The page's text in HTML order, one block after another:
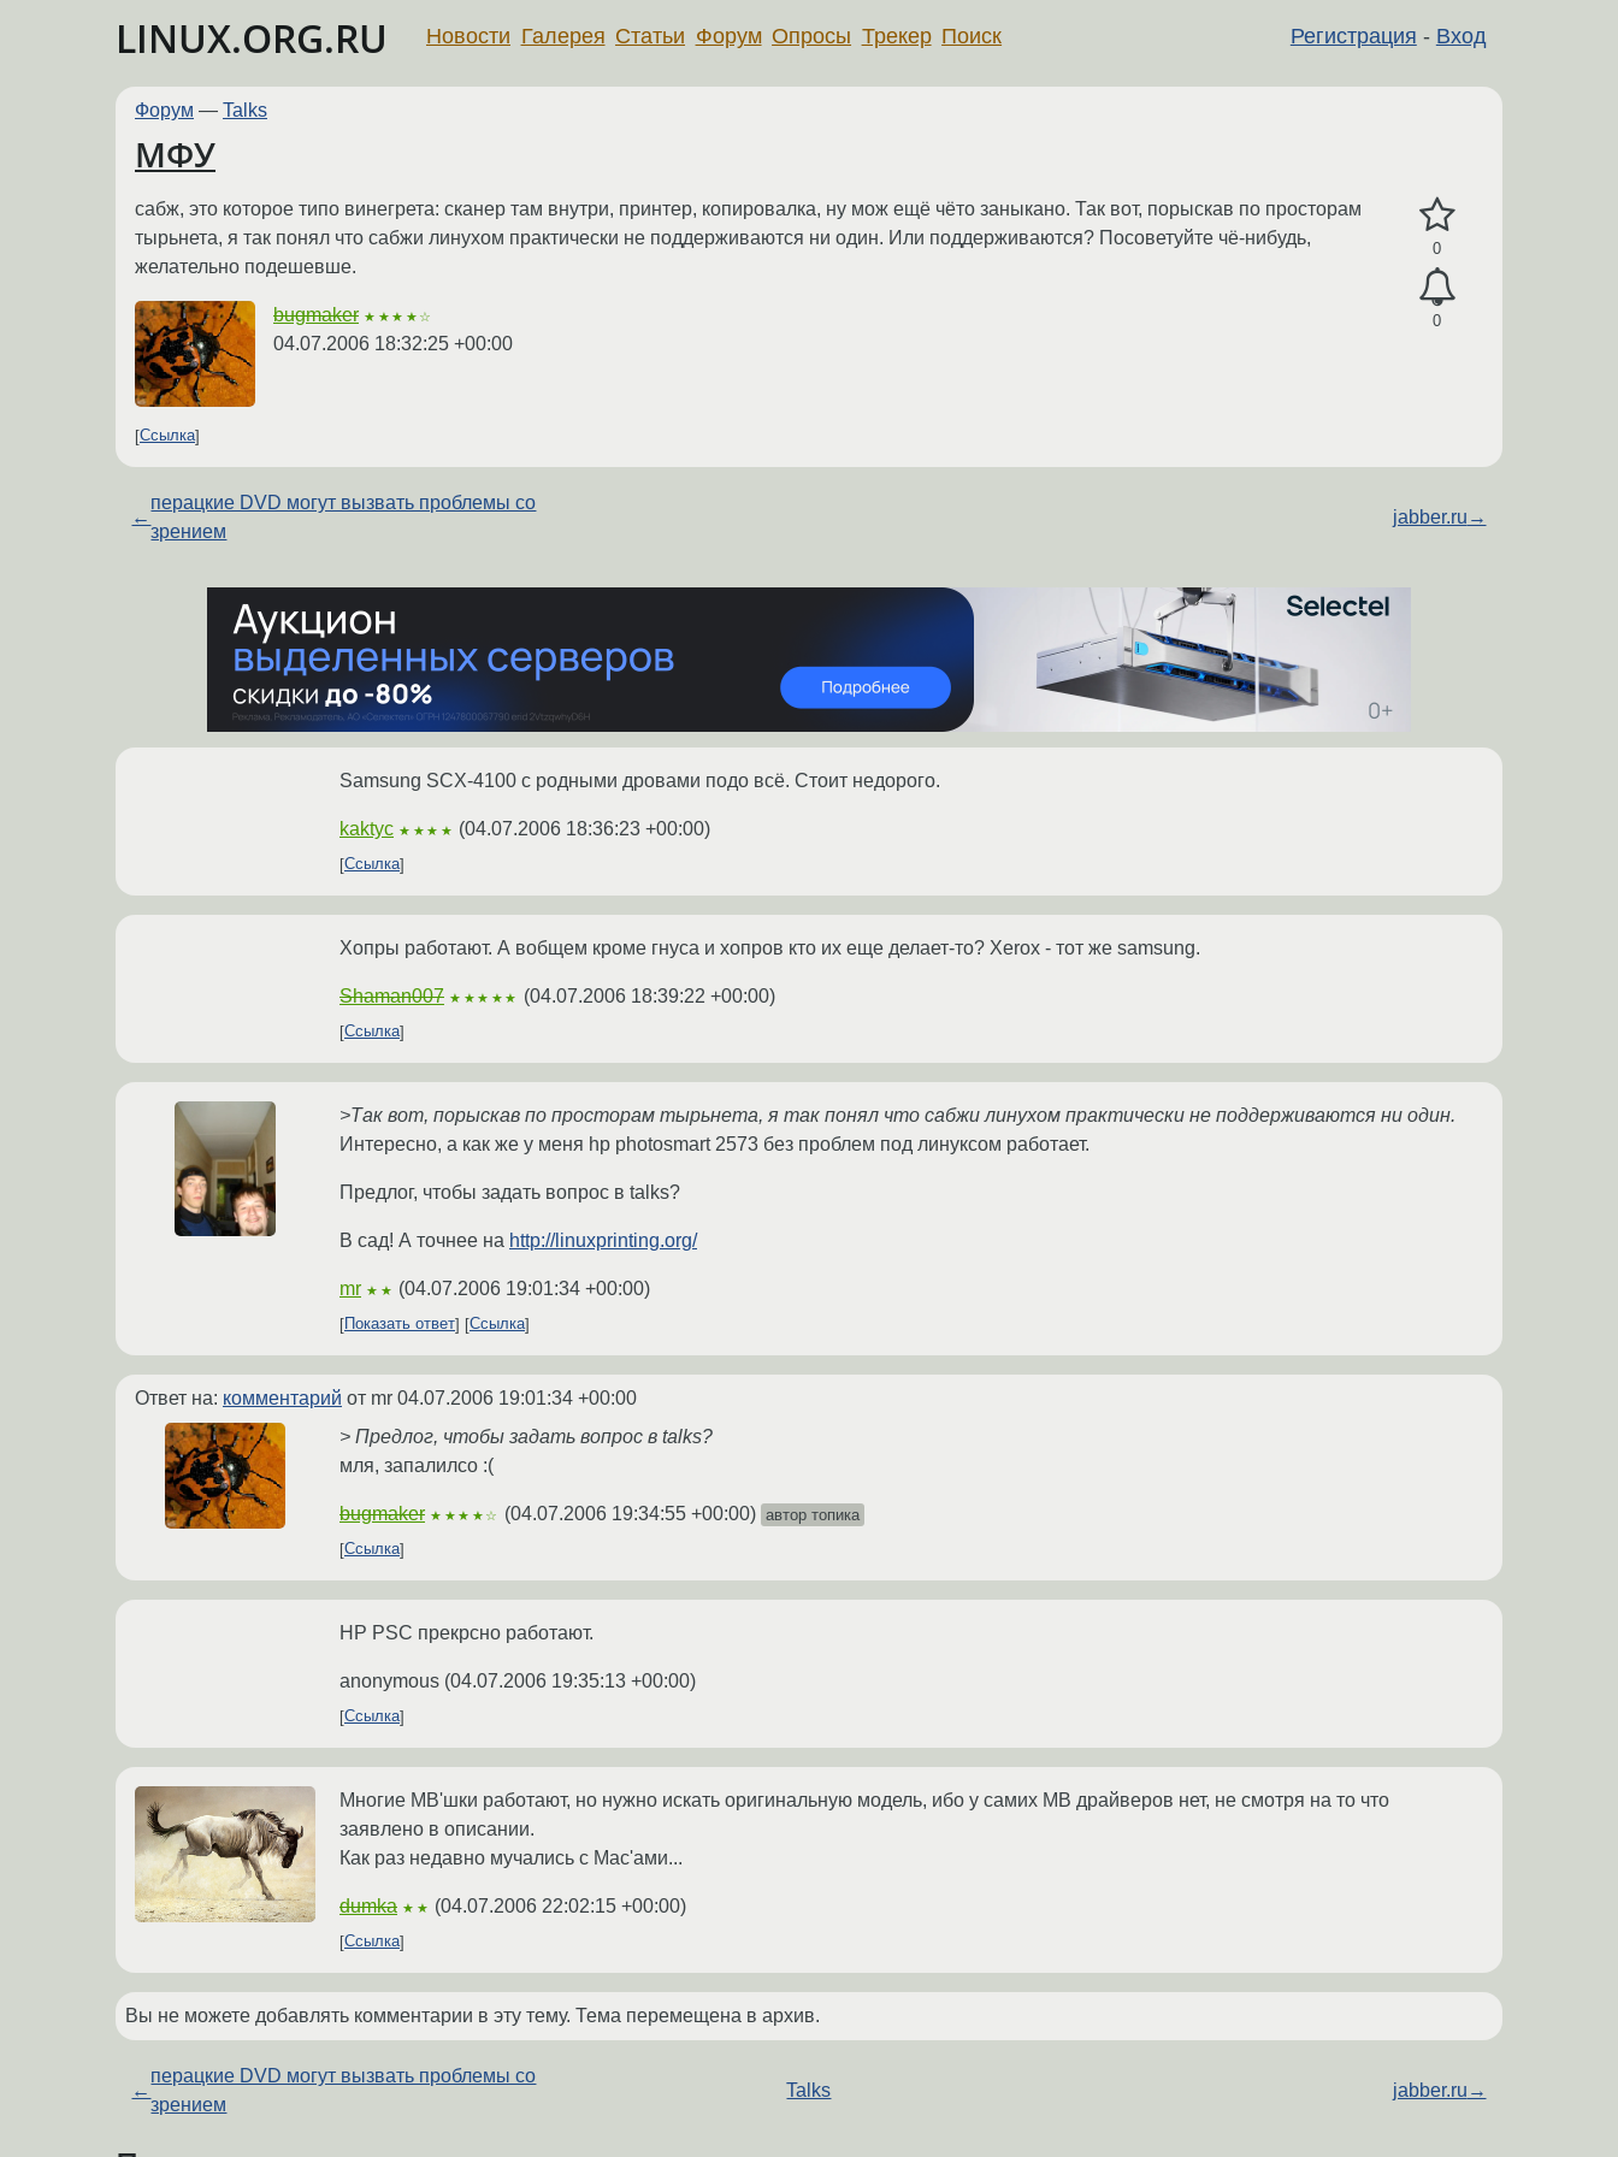
LINUX.ORG.RU Регистрация - Вход
Новости Галерея Статьи Форум Опросы Трекер Поиск
Форум — Talks
МФУ
0
0
сабж, это которое типо винегрета: сканер там внутри, принтер, копировалка, ну мож ещё чёто заныкано. Так вот, порыскав по просторам
тырьнета, я так понял что сабжи линухом практически не поддерживаются ни один. Или поддерживаются? Посоветуйте чё-нибудь,
желательно подешевше.
bugmaker ★★★★☆
04.07.2006 18:32:25 +00:00
Ссылка
←
перацкие DVD могут вызвать проблемы со
зрением
jabber.ru →
Samsung SCX-4100 с родными дровами подо всё. Стоит недорого.
kaktyc ★★★★ (04.07.2006 18:36:23 +00:00)
Ссылка
Хопры работают. А вобщем кроме гнуса и хопров кто их еще делает-то? Xerox - тот же samsung.
Shaman007 ★★★★★ (04.07.2006 18:39:22 +00:00)
Ссылка
>Так вот, порыскав по просторам тырьнета, я так понял что сабжи линухом практически не поддерживаются ни один.
Интересно, а как же у меня hp photosmart 2573 без проблем под линуксом работает.
Предлог, чтобы задать вопрос в talks?
В сад! А точнее на http://linuxprinting.org/
mr ★★ (04.07.2006 19:01:34 +00:00)
Показать ответ Ссылка
Ответ на: комментарий от mr 04.07.2006 19:01:34 +00:00
> Предлог, чтобы задать вопрос в talks?
мля, запалилсо :(
bugmaker ★★★★☆ (04.07.2006 19:34:55 +00:00) автор топика
Ссылка
HP PSC прекрсно работают.
anonymous (04.07.2006 19:35:13 +00:00)
Ссылка
Многие MB'шки работают, но нужно искать оригинальную модель, ибо у самих MB драйверов нет, не смотря на то что
заявлено в описании.
Как раз недавно мучались с Mac'ами...
dumka ★★ (04.07.2006 22:02:15 +00:00)
Ссылка
Вы не можете добавлять комментарии в эту тему. Тема перемещена в архив.
←
перацкие DVD могут вызвать проблемы со
зрением
Talks jabber.ru →